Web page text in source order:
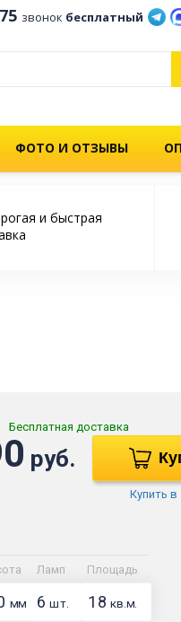
звонок бесплатный
ФОТО И ОТЗЫВЫ
и быстрая
Бесплатная доставка
руб.
Купить в
Ламп Площадь
мм 6шт. 18 кв.м.